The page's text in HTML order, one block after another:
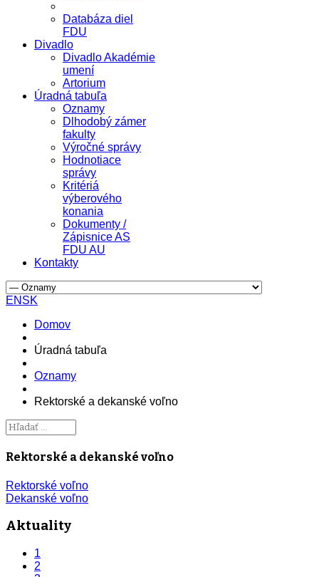
Databáza diel
FDU
Divadlo
Divadlo Akadémie
umení
Artorium
Úradná tabuľa
Oznamy
Dlhodobý zámer
fakulty
Výročné správy
Hodnotiace
správy
Kritériá
výberového
konania
Dokumenty /
Zápisnice AS
FDU AU
Kontakty
EN SK
Domov
Úradná tabuľa
Oznamy
Rektorské a dekanské voľno
Rektorské a dekanské voľno
Rektorské voľno
Dekanské voľno
Aktuality
1
2